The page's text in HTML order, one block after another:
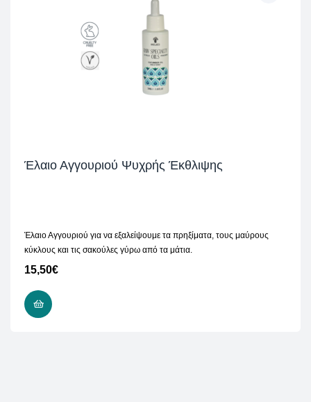
Έλαιο Αγγουριού Ψυχρής Έκθλιψης
Έλαιο Αγγουριού για να εξαλείψουμε τα πρηξίματα, τους μαύρους
κύκλους και τις σακούλες γύρω από τα μάτια.
15,50€